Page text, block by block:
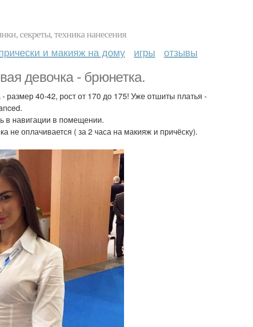
секреты, техника нанесения
и макияж на дому игры отзывы
девочка - брюнетка.
40-42, рост от 170 до 175! Уже отшиты платья -
в навигации в помещении.
не оплачивается ( за 2 часа на макияж и причёску).